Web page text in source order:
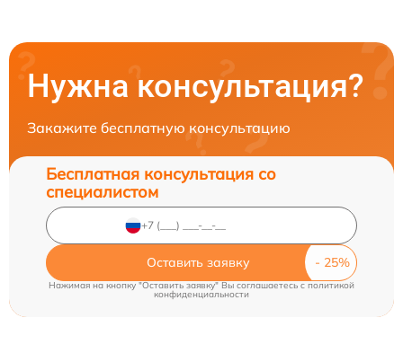
Нужна консультация?
Закажите бесплатную консультацию
Бесплатная консультация со
специалистом
Оставить заявку
Нажимая на кнопку "Оставить заявку" Вы соглашаетесь cполитикой
конфиденциальности